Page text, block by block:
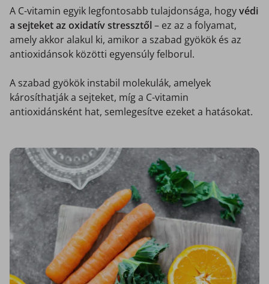
A C-vitamin egyik legfontosabb tulajdonsága, hogyvédi
a sejteket az oxidatív stressztől– ez az a folyamat,
amely akkor alakul ki, amikor a szabad gyökök és az
antioxidánsok közötti egyensúly felborul.
A szabad gyökök instabil molekulák, amelyek
károsíthatják a sejteket, míg a C-vitamin
antioxidánsként hat, semlegesítve ezeket a hatásokat.